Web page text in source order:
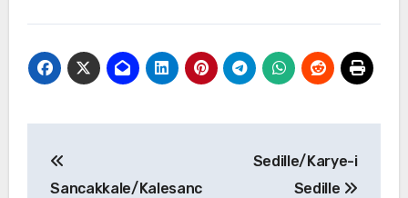
gezinmesi
Sancakkale/Kalesanc
Sedille/Karye-i
Sedille